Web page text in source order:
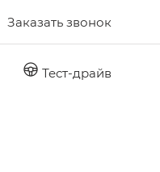
Заказать звонок
Тест-драйв